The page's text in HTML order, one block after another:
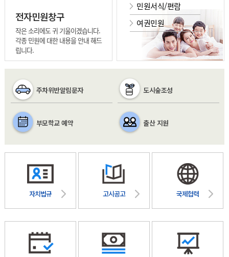
전자민원창구
작은 소리에도 귀 기울이겠습니다.
각종 민원에 대한 내용을 안내 해드
립니다.
민원서식/편람
여권민원
주차위반알림문자
부모학교 예약
도시숲조성
출산 지원
자치법규 고시공고 국제협력